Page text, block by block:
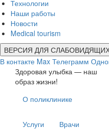
Технологии
Наши работы
Новости
Medical tourism
ВЕРСИЯ ДЛЯ
В контакте Max Телеграмм
Здоровая улыбка — наш
образ жизни!
О поликлинике
Услуги Врачи